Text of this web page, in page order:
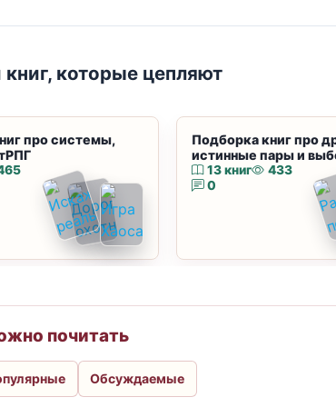
которые цепляют
про системы,
Подборка книг про
истинные пары и
13 книг
433
0
почитать
Обсуждаемые